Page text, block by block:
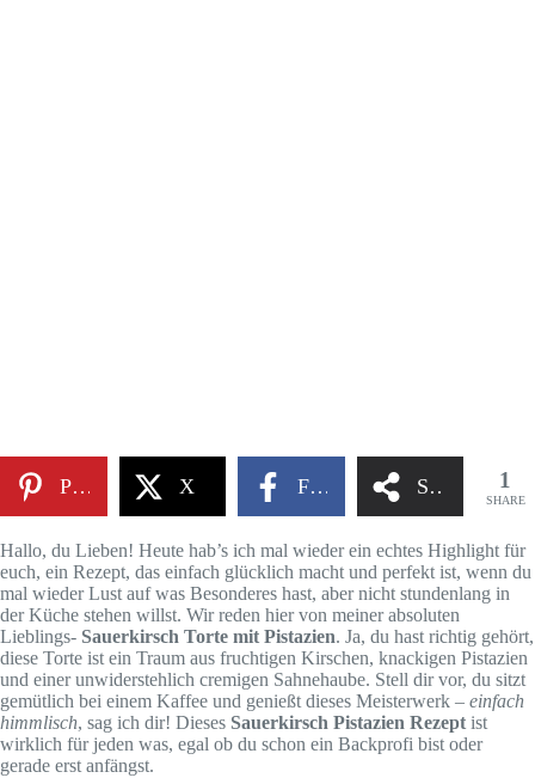
Pinterest X Facebook Share 1
SHARE
Hallo, du Lieben! Heute hab’s ich mal wieder ein echtes Highlight für
euch, ein Rezept, das einfach glücklich macht und perfekt ist, wenn du
mal wieder Lust auf was Besonderes hast, aber nicht stundenlang in
der Küche stehen willst. Wir reden hier von meiner absoluten
Lieblings- Sauerkirsch Torte mit Pistazien. Ja, du hast richtig gehört,
diese Torte ist ein Traum aus fruchtigen Kirschen, knackigen Pistazien
und einer unwiderstehlich cremigen Sahnehaube. Stell dir vor, du sitzt
gemütlich bei einem Kaffee und genießt dieses Meisterwerk – einfach
himmlisch, sag ich dir! Dieses Sauerkirsch Pistazien Rezept ist
wirklich für jeden was, egal ob du schon ein Backprofi bist oder
gerade erst anfängst.